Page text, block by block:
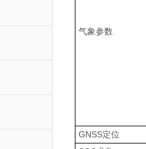
气象参数
GNSS定位